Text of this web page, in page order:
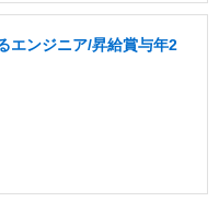
エンジニア/昇給賞与年2